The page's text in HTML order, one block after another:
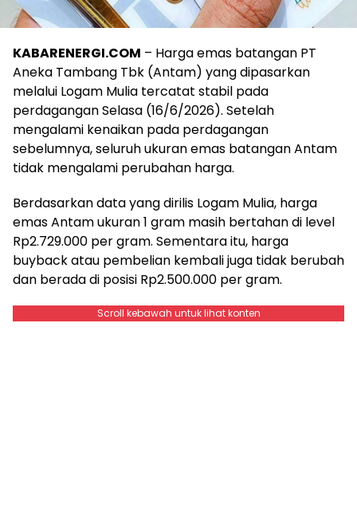
KABARENERGI.COM – Harga emas batangan PT
Aneka Tambang Tbk (Antam) yang dipasarkan
melalui Logam Mulia tercatat stabil pada
perdagangan Selasa (16/6/2026). Setelah
mengalami kenaikan pada perdagangan
sebelumnya, seluruh ukuran emas batangan Antam
tidak mengalami perubahan harga.
Berdasarkan data yang dirilis Logam Mulia, harga
emas Antam ukuran 1 gram masih bertahan di level
Rp2.729.000 per gram. Sementara itu, harga
buyback atau pembelian kembali juga tidak berubah
dan berada di posisi Rp2.500.000 per gram.
Scroll kebawah untuk lihat konten